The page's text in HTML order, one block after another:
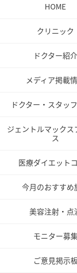
HOME
クリニック
ドクター紹介
メディア掲載
ドクター・スタッ
ジェントルマックス
ス
医療ダイエット
今月のおすすめ
美容注射・点
モニター募
ご意見掲示